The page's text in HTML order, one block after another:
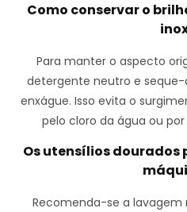
Como conservar o
Para manter o aspecto
detergente neutro e
enxágue. Isso evita o
pelo cloro da água ou
Os utensílios dourados
Recomenda-se a